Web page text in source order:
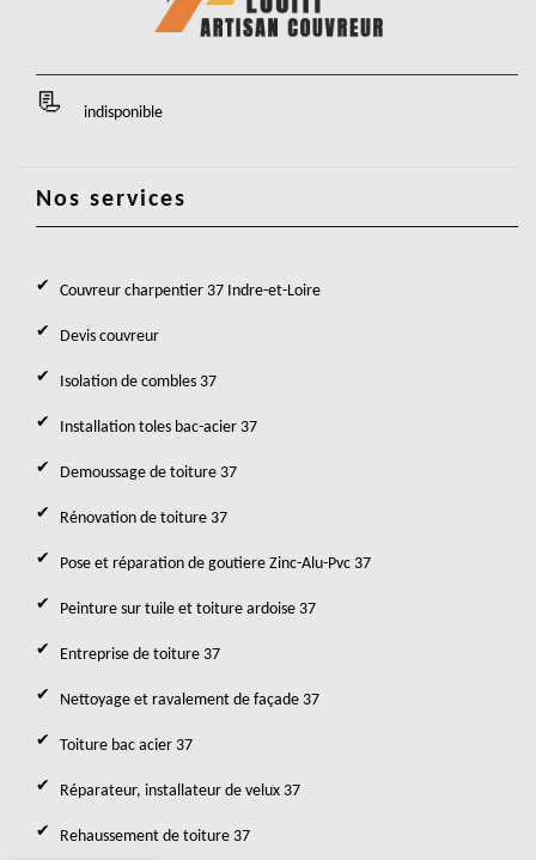
indisponible
Nos services
Couvreur charpentier 37 Indre-et-Loire
Devis couvreur
Isolation de combles 37
Installation toles bac-acier 37
Demoussage de toiture 37
Rénovation de toiture 37
Pose et réparation de goutiere Zinc-Alu-Pvc 37
Peinture sur tuile et toiture ardoise 37
Entreprise de toiture 37
Nettoyage et ravalement de façade 37
Toiture bac acier 37
Réparateur, installateur de velux 37
Rehaussement de toiture 37